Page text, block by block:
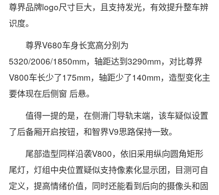
尊界品牌logo尺寸巨大，且支持发光，有效提升整车辨
识度。
尊界V680车身长宽高分别为
5320/2006/1850mm，轴距达到3290mm，对比尊界
V800车长少了175mm，轴距少了140mm，造型变化主
要体现在后侧窗 后悬。
值得一提的是，在侧滑门导轨末端，该车疑似设置
了后备厢开启按钮，和智界V9思路保持一致。
尾部造型同样沿袭V800，依旧采用纵向圆角矩形
尾灯，灯组中央位置疑似支持像素化显示团，目测可自
定义，提高情绪价值，同时还能看到后向的摄像头和固